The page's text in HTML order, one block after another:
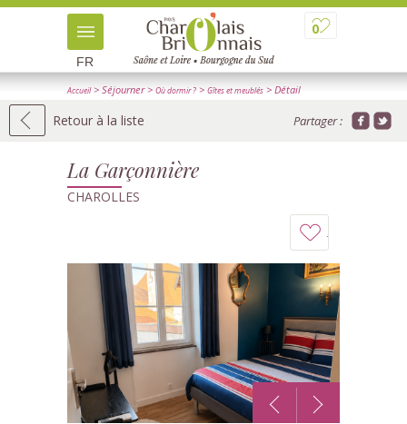
0
FR
Accueil> Séjourner> Où dormir ? > Gîtes et meublés > Détail
Retour à la liste Partager :
La Garçonnière
CHAROLLES
à
mon
carnet